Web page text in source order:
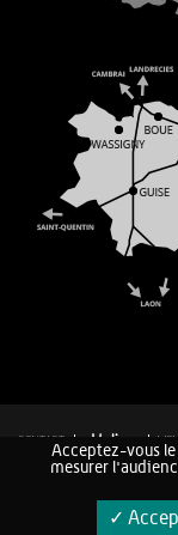
CONTACT
PLAN DU SITE
Acceptez-vous
mesurer
✓